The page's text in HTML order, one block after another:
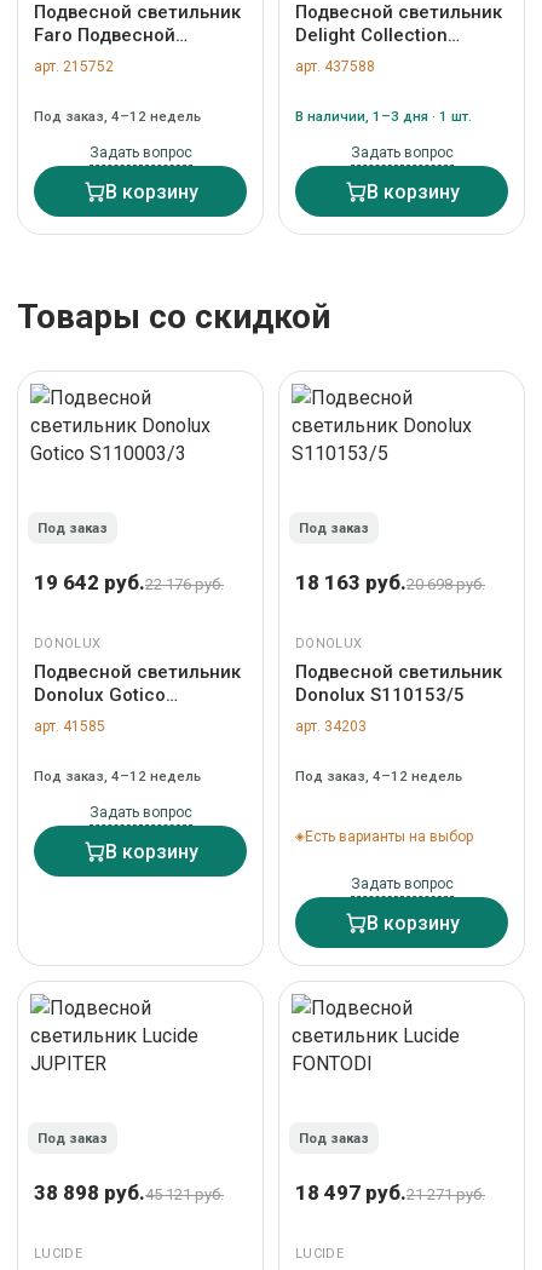
Подвесной светильник
Faro Подвесной
светильник Venice
белый арт. 120644
арт. 215752
Под заказ, 4–12 недель
Задать вопрос
В корзину
Подвесной светильник
Delight Collection
Подвесной светильник
MD2047-1L rose gold
gold
арт. 437588
В наличии, 1–3 дня · 1 шт.
Задать вопрос
В корзину
Товары со скидкой
Под заказ
19 642 руб.22 176 руб.
DONOLUX
Подвесной светильник
Donolux Gotico
S110003/3
арт. 41585
Под заказ, 4–12 недель
Задать вопрос
В корзину
Под заказ
18 163 руб.20 698 руб.
DONOLUX
Подвесной светильник
Donolux S110153/5
арт. 34203
Под заказ, 4–12 недель
Есть варианты на выбор
Задать вопрос
В корзину
Под заказ
38 898 руб.45 121 руб.
LUCIDE
Под заказ
18 497 руб.21 271 руб.
LUCIDE